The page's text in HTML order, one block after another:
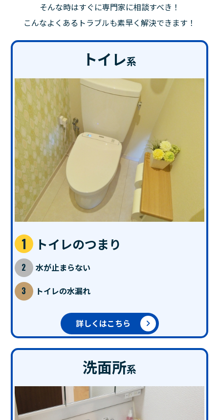
そんな時はすぐに専門家に相談すべき！
こんなよくあるトラブルも素早く解決できます！
トイレ系
トイレのつまり
水が止まらない
トイレの水漏れ
詳しくはこちら
洗面所系